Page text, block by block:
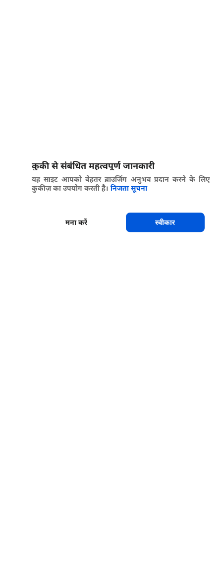
कुकी से संबंधित महत्वपूर्ण जानकारी
यह साइट आपको बेहतर ब्राउज़िंग अनुभव प्रदान करने के लिए
कुकीज़ का उपयोग करती है। निजता सूचना
मना करें स्वीकार